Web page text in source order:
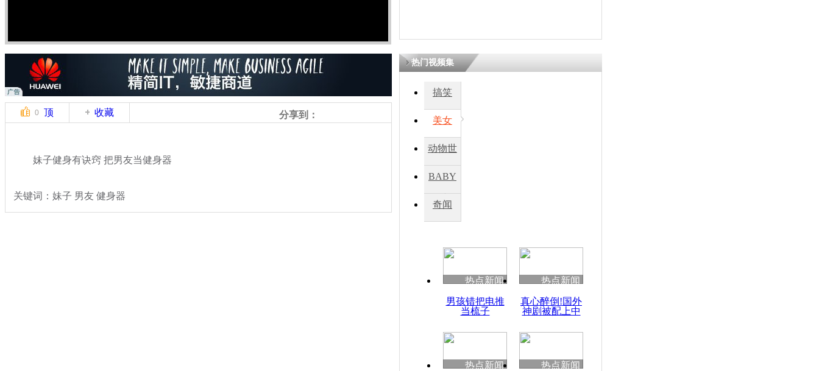
0 顶 收藏 分享到：
妹子健身有诀窍 把男友当健身器
关键词：妹子 男友 健身器
热门视频集
搞笑
美女
动物世
BABY
秀
奇闻
热点新闻
男孩错把电推
当梳子
热点新闻
真心醉倒!国外
神剧被配上中
热点新闻
热点新闻